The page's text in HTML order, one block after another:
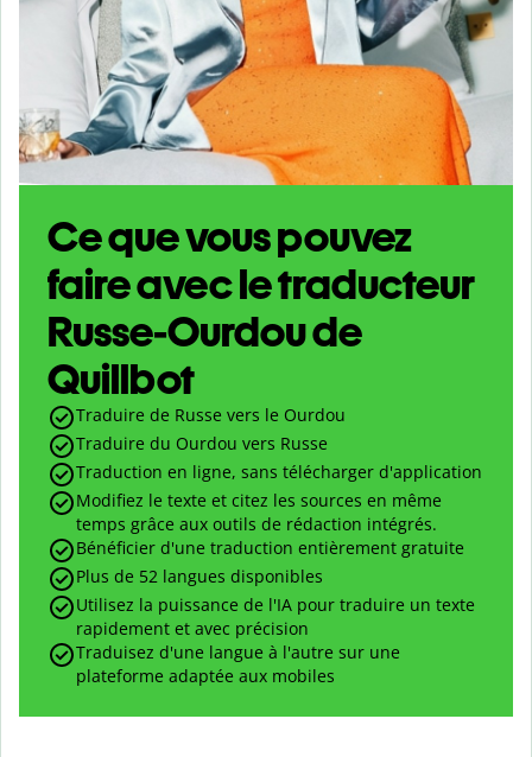
Ce que vous pouvez
faire avec le traducteur
Russe-Ourdou de
Quillbot
Traduire de Russe vers le Ourdou
Traduire du Ourdou vers Russe
Traduction en ligne, sans télécharger d'application
Modifiez le texte et citez les sources en même
temps grâce aux outils de rédaction intégrés.
Bénéficier d'une traduction entièrement gratuite
Plus de 52 langues disponibles
Utilisez la puissance de l'IA pour traduire un texte
rapidement et avec précision
Traduisez d'une langue à l'autre sur une
plateforme adaptée aux mobiles